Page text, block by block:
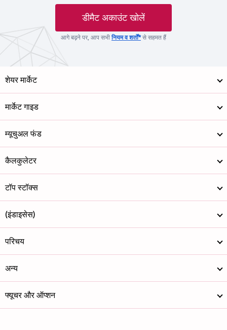
डीमैट अकाउंट खोलें
आगे बढ़ने पर, आप सभीनियम व शर्तों*से सहमत हैं
शेयर मार्केट
मार्केट गाइड
म्यूचुअल फंड
कैलकुलेटर
टॉप स्टॉक्स
(इंडाइसेस)
परिचय
अन्य
फ्यूचर और ऑप्शन